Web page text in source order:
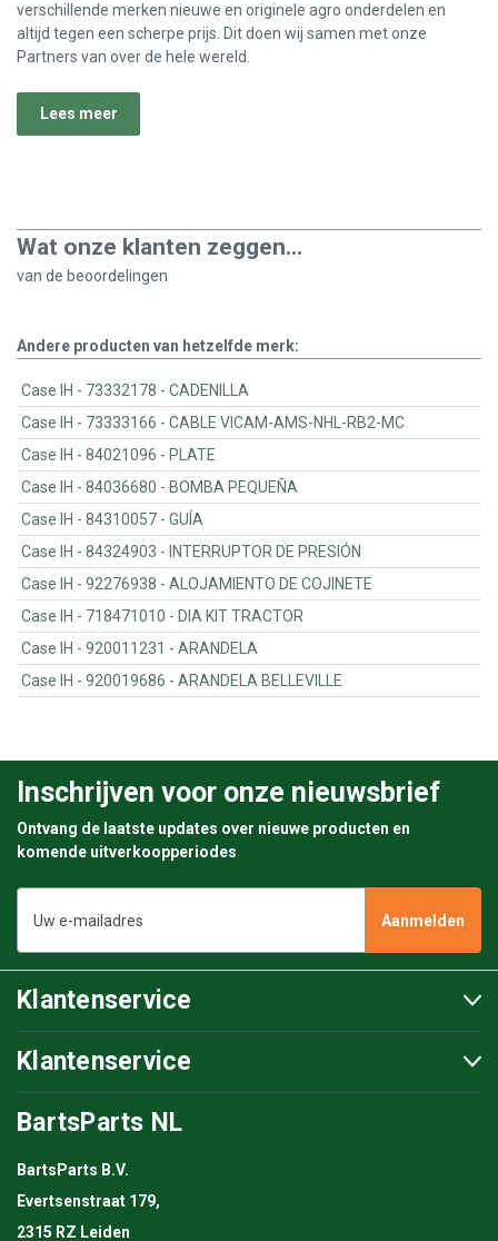
verschillende merken nieuwe en originele agro onderdelen en
altijd tegen een scherpe prijs. Dit doen wij samen met onze
Partners van over de hele wereld.
Lees meer
Wat onze klanten zeggen...
van de beoordelingen
Andere producten van hetzelfde merk:
Case IH - 73332178 - CADENILLA
Case IH - 73333166 - CABLE VICAM-AMS-NHL-RB2-MC
Case IH - 84021096 - PLATE
Case IH - 84036680 - BOMBA PEQUEÑA
Case IH - 84310057 - GUÍA
Case IH - 84324903 - INTERRUPTOR DE PRESIÓN
Case IH - 92276938 - ALOJAMIENTO DE COJINETE
Case IH - 718471010 - DIA KIT TRACTOR
Case IH - 920011231 - ARANDELA
Case IH - 920019686 - ARANDELA BELLEVILLE
Inschrijven voor onze nieuwsbrief
Ontvang de laatste updates over nieuwe producten en
komende uitverkoopperiodes
mailadres
Klantenservice
Klantenservice
BartsParts NL
BartsParts B.V.
Evertsenstraat 179,
2315 RZ Leiden